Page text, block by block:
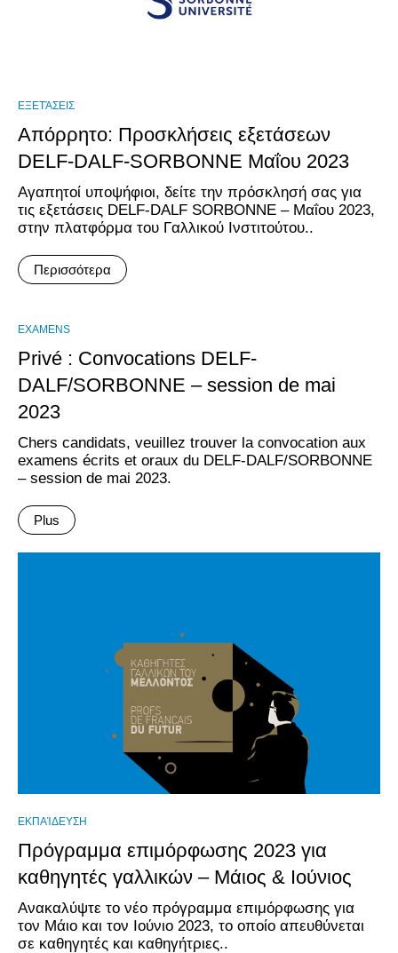
ΕΞΕΤΆΣΕΙΣ
Απόρρητο: Προσκλήσεις εξετάσεων
DELF-DALF-SORBONNE Μαΐου 2023
Αγαπητοί υποψήφιοι, δείτε την πρόσκλησή σας για
τις εξετάσεις DELF-DALF SORBONNE – Μαΐου 2023,
στην πλατφόρμα του Γαλλικού Ινστιτούτου..
Περισσότερα
EXAMENS
Privé : Convocations DELF-
DALF/SORBONNE – session de mai
2023
Chers candidats, veuillez trouver la convocation aux
examens écrits et oraux du DELF-DALF/SORBONNE
– session de mai 2023.
Plus
ΕΚΠΑΊΔΕΥΣΗ
Πρόγραμμα επιμόρφωσης 2023 για
καθηγητές γαλλικών – Μάιος & Ιούνιος
Ανακαλύψτε το νέο πρόγραμμα επιμόρφωσης για
τον Μάιο και τον Ιούνιο 2023, το οποίο απευθύνεται
σε καθηγητές και καθηγήτριες..